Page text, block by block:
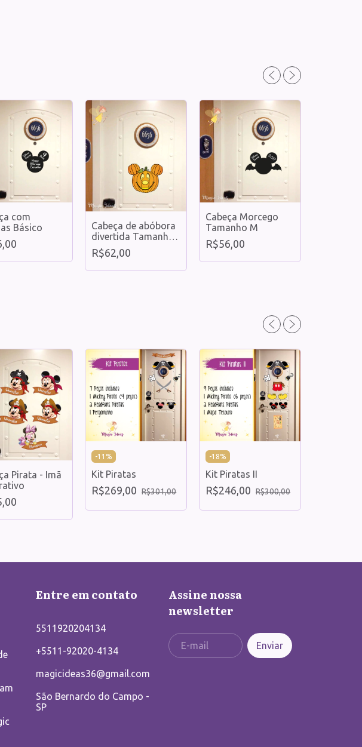
com
Básico
Cabeça de abóbora
divertida Tamanho
M - Imã Decorativo
R$62,00
Cabeça Morcego
Tamanho M
R$56,00
Pirata - Imã
-11 %
Kit Piratas
R$269,00 R$301,00
-18%
Kit Piratas II
R$246,00 R$300,00
Entre em contato
5511920204134
+5511-92020-4134
magicideas36@gmail.com
São Bernardo do Campo -
SP
Assine nossa
newsletter